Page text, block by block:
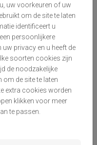
wachtwoord in.
uw voorkeuren of uw
om de site te laten
identificeert u
persoonlijkere
uw privacy en u heeft de
soorten cookies zijn
de noodzakelijke
om de site te laten
extra cookies worden
klikken voor meer
te passen.